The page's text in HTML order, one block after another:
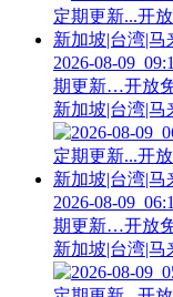
2026-08-
期更新…开放
新加坡|台湾|
2026-08-
期更新…开放
新加坡|台湾|